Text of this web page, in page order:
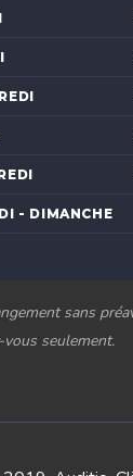
- DIMANCHE
sans
vous seulement.